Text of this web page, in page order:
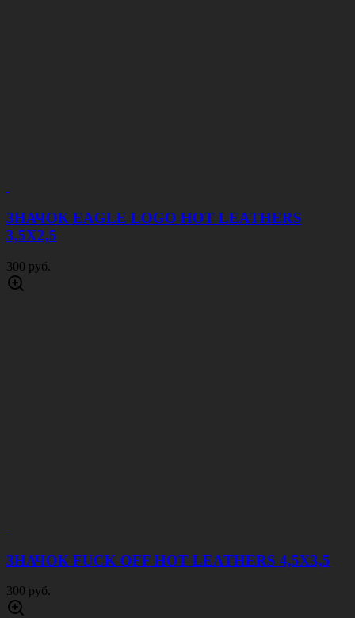
ЗНАЧОК EAGLE LOGO HOT LEATHERS
3,5Х2,5
300 руб.
ЗНАЧОК FUCK OFF HOT LEATHERS 4,5Х3,5
300 руб.